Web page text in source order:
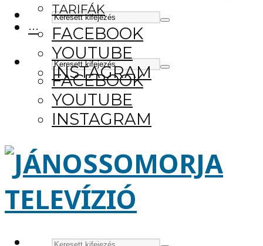
FACEBOOK
YOUTUBE
INSTAGRAM
TARIFÁK
···
FACEBOOK
YOUTUBE
INSTAGRAM